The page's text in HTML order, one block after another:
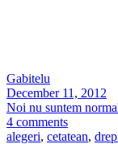
Gabitelu
December 11, 2012
Noi nu suntem
4 comments
alegeri, cetatean,